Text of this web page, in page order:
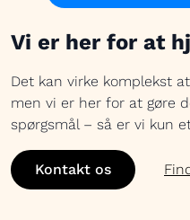
Vi er her for at
Det kan virke komplekst
men vi er her for at gøre
spørgsmål – så er vi kun
Kontakt os